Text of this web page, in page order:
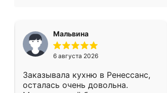
Мальвина
6 августа 2026
Заказывала кухню в Ренессанс,
осталась очень довольна.